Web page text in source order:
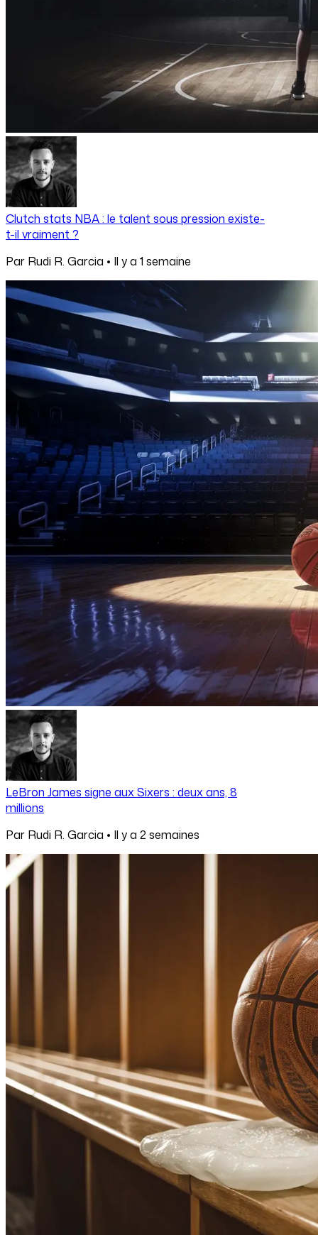
Clutch stats NBA : le talent sous pression existe-
t-il vraiment ?
Par Rudi R. Garcia • Il y a 1 semaine
LeBron James signe aux Sixers : deux ans, 8
millions
Par Rudi R. Garcia • Il y a 2 semaines